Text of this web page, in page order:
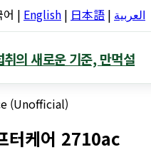
| English | 日本語 | العربية
취의 새로운 기준, 만먹설
(Unofficial)
터케어 2710ac